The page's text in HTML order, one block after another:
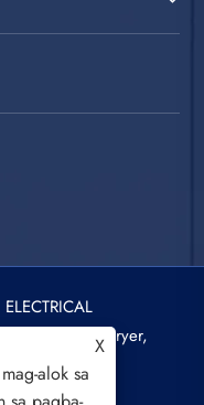
Spin Dryer,
X
alok sa